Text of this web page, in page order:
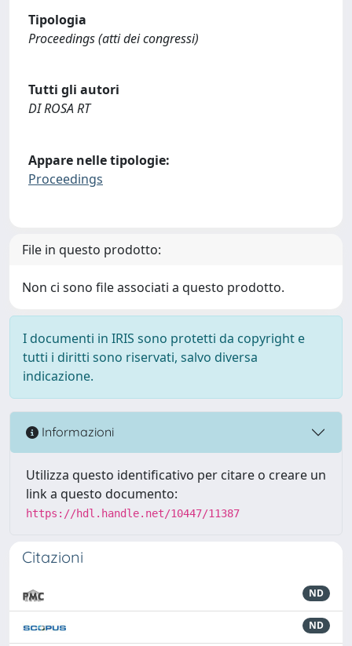
Tipologia
Proceedings (atti dei congressi)
Tutti gli autori
DI ROSA RT
Appare nelle tipologie:
Proceedings
File in questo prodotto:
Non ci sono file associati a questo prodotto.
I documenti in IRIS sono protetti da copyright e
tutti i diritti sono riservati, salvo diversa
indicazione.
Informazioni
Utilizza questo identificativo per citare o creare un
link a questo documento:
https://hdl.handle.net/10447/11387
Citazioni
ND
ND